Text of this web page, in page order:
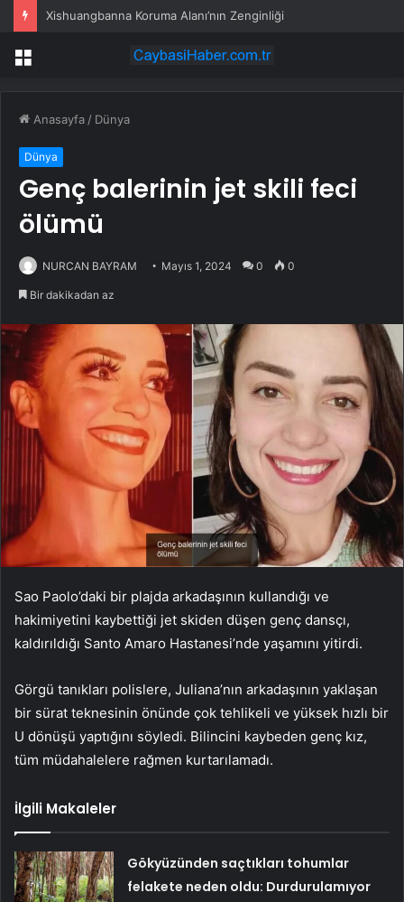
Xishuangbanna Koruma Alanı’nın Zenginliği
Menü
Anasayfa / Dünya
Dünya
Genç balerinin jet skili feci
ölümü
NURCAN BAYRAM Mayıs 1, 2024 0 0
Bir dakikadan az
Sao Paolo’daki bir plajda arkadaşının kullandığı ve
hakimiyetini kaybettiği jet skiden düşen genç dansçı,
kaldırıldığı Santo Amaro Hastanesi’nde yaşamını yitirdi.
Görgü tanıkları polislere, Juliana’nın arkadaşının yaklaşan
bir sürat teknesinin önünde çok tehlikeli ve yüksek hızlı bir
U dönüşü yaptığını söyledi. Bilincini kaybeden genç kız,
tüm müdahalelere rağmen kurtarılamadı.
İlgili Makaleler
Gökyüzünden saçtıkları tohumlar
felakete neden oldu: Durdurulamıyor